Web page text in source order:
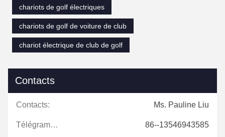
chariots de golf électriques
chariots de golf de voiture de club
chariot électrique de club de golf
Contacts
Contacts: Ms. Pauline Liu
Télégramme: 86--13546943585